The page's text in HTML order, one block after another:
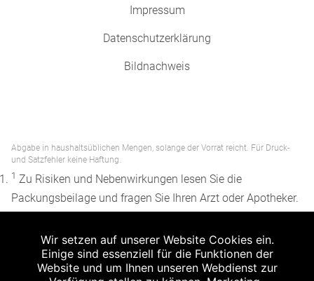
Impressum
Datenschutzerklärung
Bildnachweis
Abgabe in haushaltsüblichen Mengen, solange der Vorrat reicht. Für Druck-
und Satzfehler keine Haftung.
1 Zu Risiken und Nebenwirkungen lesen Sie die
Packungsbeilage und fragen Sie Ihren Arzt oder Apotheker.
Apothekenerstattungspreis (AEP). Der AEP ist keine
unverbindliche Preisempfehlung der Hersteller. Der AEP ist
ein von den Apotheken in Ansatz gebrachter Preis für
Wir setzen auf unserer Website Cookies ein.
Einige sind essenziell für die Funktionen der
Website und um Ihnen unseren Webdienst zur